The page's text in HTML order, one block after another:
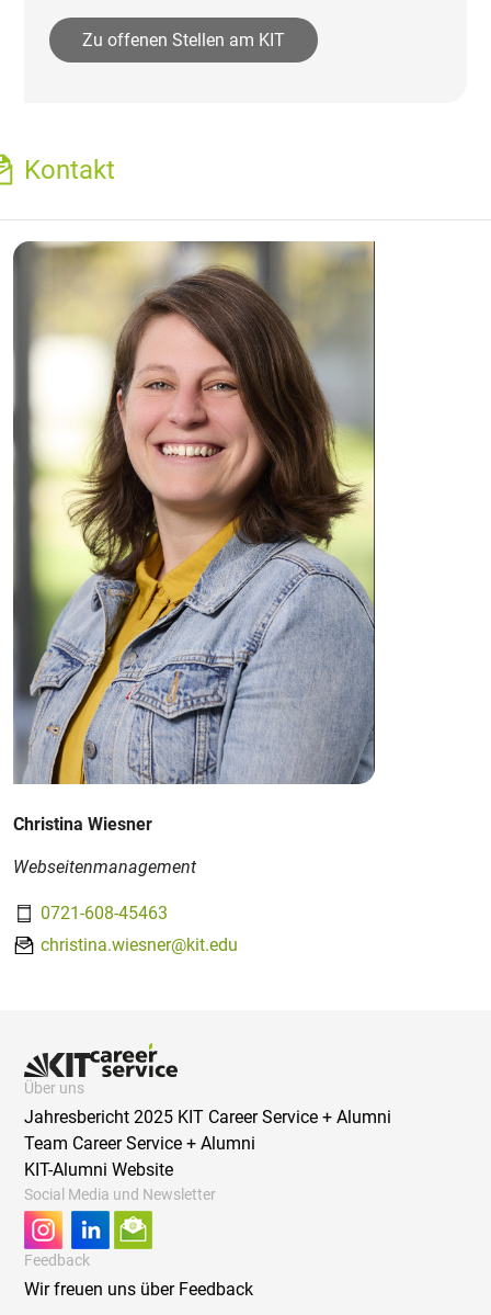
Zu offenen Stellen am KIT
Kontakt
Christina Wiesner
Webseitenmanagement
0721-608-45463
christina.wiesner@kit.edu
Über uns
Jahresbericht 2025 KIT Career Service + Alumni
Team Career Service + Alumni
KIT-Alumni Website
Social Media und Newsletter
Feedback
Wir freuen uns über Feedback